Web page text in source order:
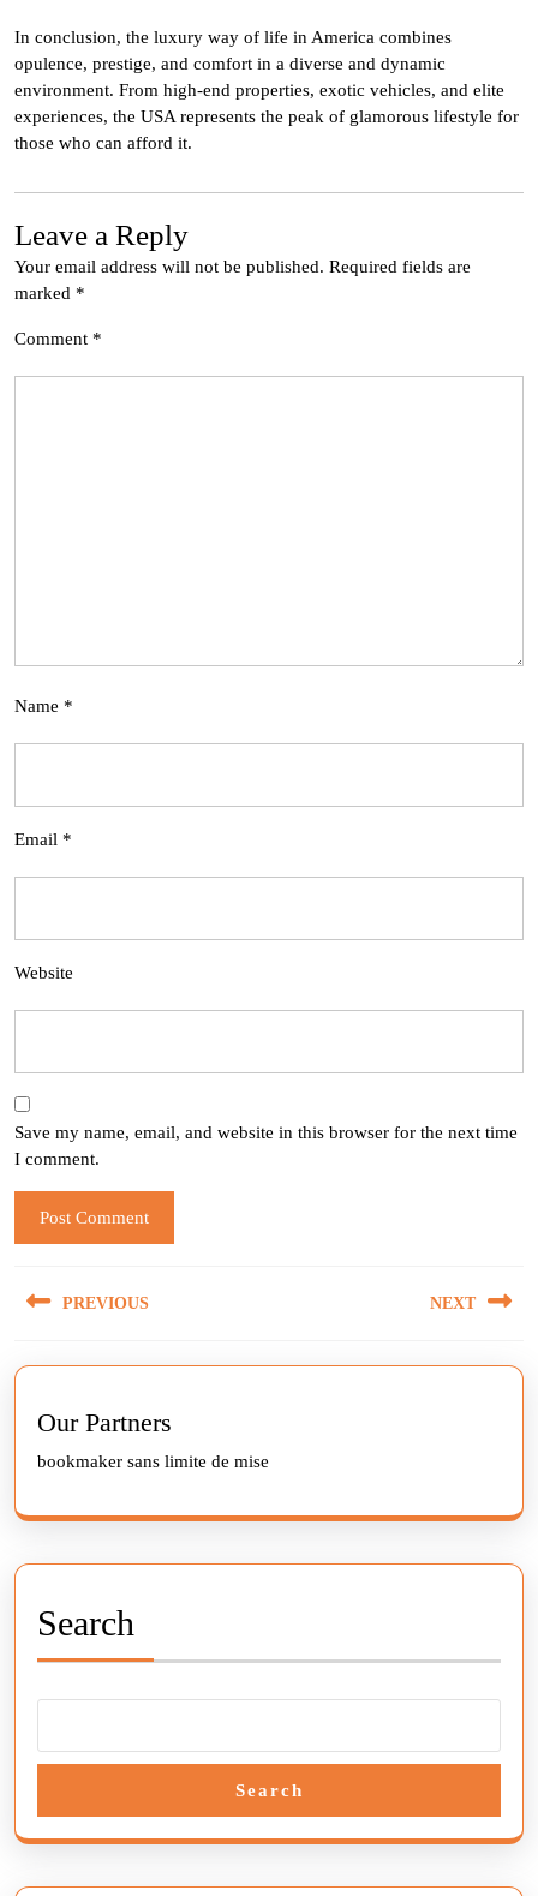
In conclusion, the luxury way of life in America combines
opulence, prestige, and comfort in a diverse and dynamic
environment. From high-end properties, exotic vehicles, and elite
experiences, the USA represents the peak of glamorous lifestyle for
those who can afford it.
Leave a Reply
Your email address will not be published. Required fields are
marked *
Comment *
Name *
Email *
Website
Save my name, email, and website in this browser for the next time
I comment.
navigation
PREVIOUS NEXT
Our Partners
bookmaker sans limite de mise
Search
Search